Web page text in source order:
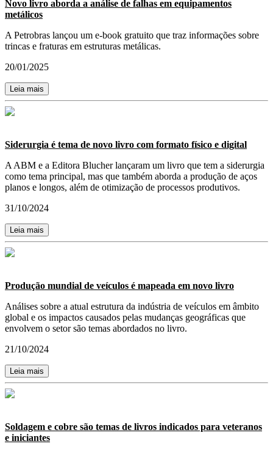
Novo livro aborda a análise de falhas em equipamentos
metálicos
A Petrobras lançou um e-book gratuito que traz informações sobre
trincas e fraturas em estruturas metálicas.
20/01/2025
Leia mais
Siderurgia é tema de novo livro com formato físico e digital
A ABM e a Editora Blucher lançaram um livro que tem a siderurgia
como tema principal, mas que também aborda a produção de aços
planos e longos, além de otimização de processos produtivos.
31/10/2024
Leia mais
Produção mundial de veículos é mapeada em novo livro
Análises sobre a atual estrutura da indústria de veículos em âmbito
global e os impactos causados pelas mudanças geográficas que
envolvem o setor são temas abordados no livro.
21/10/2024
Leia mais
Soldagem e cobre são temas de livros indicados para veteranos
e iniciantes